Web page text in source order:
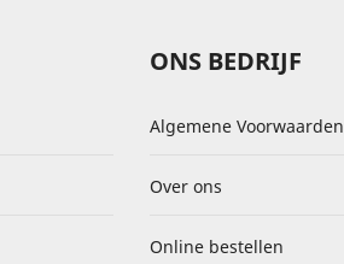
ONS BEDRIJF
Algemene Voorwaarden
Over ons
Online bestellen